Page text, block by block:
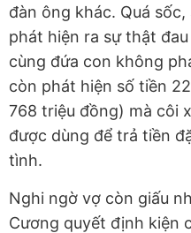
đàn ông khác. Quá
phát hiện ra sự thật
cùng đứa con không
còn phát hiện số tiền
768 triệu đồng) mà côi
được dùng để trả tiền
tình.
Nghi ngờ vợ còn giấu
Cương quyết định kiện